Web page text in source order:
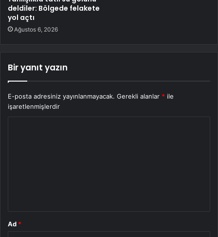
deldiler: Bölgede felakete
yol açtı
Ağustos 6, 2026
Bir yanıt yazın
E-posta adresiniz yayınlanmayacak. Gerekli alanlar * ile
işaretlenmişlerdir
Ad *